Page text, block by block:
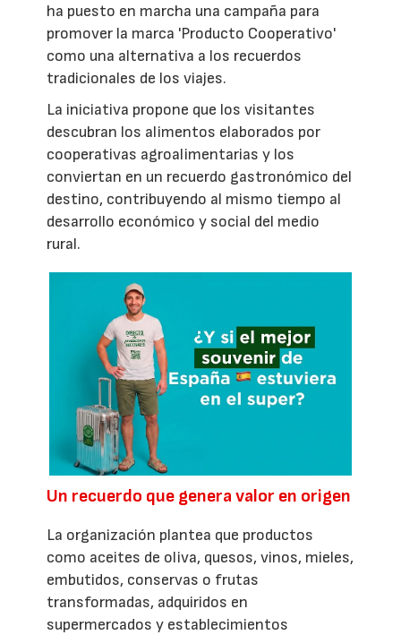
ha puesto en marcha una campaña para
promover la marca 'Producto Cooperativo'
como una alternativa a los recuerdos
tradicionales de los viajes.
La iniciativa propone que los visitantes
descubran los alimentos elaborados por
cooperativas agroalimentarias y los
conviertan en un recuerdo gastronómico del
destino, contribuyendo al mismo tiempo al
desarrollo económico y social del medio
rural.
Un recuerdo que genera valor en origen
La organización plantea que productos
como aceites de oliva, quesos, vinos, mieles,
embutidos, conservas o frutas
transformadas, adquiridos en
supermercados y establecimientos